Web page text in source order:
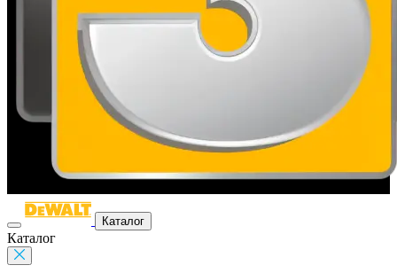
Каталог
Каталог